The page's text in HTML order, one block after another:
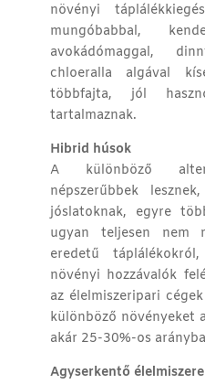
növényi
mungóbabbal,
avokádómaggal,
chloeralla algával
többfajta, jól
tartalmaznak.
Hibrid húsok
A különböző
népszerűbbek
jóslatoknak, egyre
ugyan teljesen nem
eredetű
növényi hozzávalók
az élelmiszeripari
különböző növényeket
akár 25-30%-os
Agyserkentő